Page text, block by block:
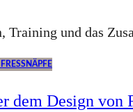
Training und das
dem Design von